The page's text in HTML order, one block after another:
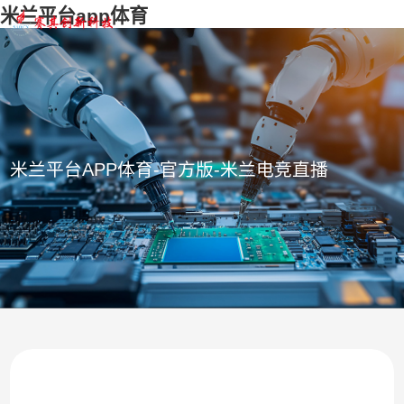
米兰平台app体育
米兰平台APP体育-官方版-米兰电竞直播